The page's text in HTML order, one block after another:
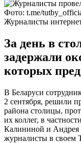
Фото: t.me/
Журналисты
За день в
задержали
которых
В Беларуси
2 сентября, решили
района столицы,
их коллег, в
Калининой и Андрея
журналисты в своем